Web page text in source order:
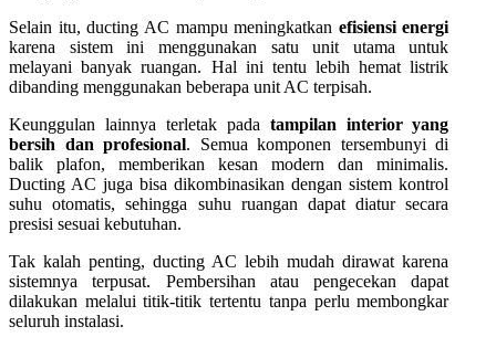
Selain itu, ducting AC mampu meningkatkan efisiensi energi
karena sistem ini menggunakan satu unit utama untuk
melayani banyak ruangan. Hal ini tentu lebih hemat listrik
dibanding menggunakan beberapa unit AC terpisah.
Keunggulan lainnya terletak pada tampilan interior yang
bersih dan profesional. Semua komponen tersembunyi di
balik plafon, memberikan kesan modern dan minimalis.
Ducting AC juga bisa dikombinasikan dengan sistem kontrol
suhu otomatis, sehingga suhu ruangan dapat diatur secara
presisi sesuai kebutuhan.
Tak kalah penting, ducting AC lebih mudah dirawat karena
sistemnya terpusat. Pembersihan atau pengecekan dapat
dilakukan melalui titik-titik tertentu tanpa perlu membongkar
seluruh instalasi.